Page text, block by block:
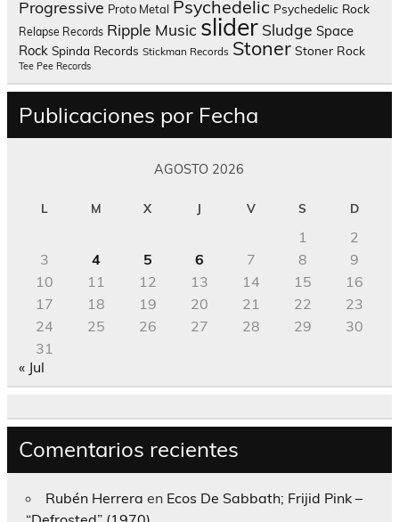
Progressive Proto Metal Psychedelic Psychedelic Rock
Relapse Records Ripple Music slider Sludge Space
Rock Spinda Records Stickman Records Stoner Stoner Rock
Tee Pee Records
Publicaciones por Fecha
AGOSTO 2026
L M X J V S D
1
2
3
4 5 6 7 8
9
10
11 12 13 14 15
16
17
18 19 20 21 22
23
24
25 26 27 28 29
30
31
« Jul
Comentarios recientes
Rubén Herrera en Ecos De Sabbath; Frijid Pink –